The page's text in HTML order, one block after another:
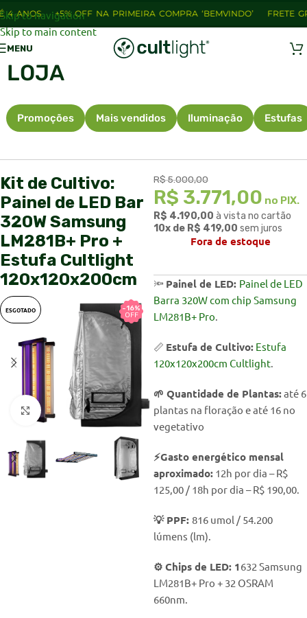
Skip to navigation
Skip to main content
+5% OFF NA PRIMEIRA COMPRA ‘BEMVINDO’ FRETE
MENU
LOJA
Promoções Mais vendidos Iluminação Estufas
Kit de Cultivo:
Painel de LED Bar
320W Samsung
LM281B+ Pro +
Estufa Cultlight
120x120x200cm
-16%
OFF
ESGOTADO
-16%
OFF
Click to enlarge
R$5.000,00
R$ 3.771,00 no PIX.
R$ 4.190,00 à vista no cartão
10x de R$ 419,00 sem juros
Fora de estoque
🔦 Painel de LED: Painel de LED
Barra 320W com chip Samsung
LM281B+ Pro.
📏 Estufa de Cultivo: Estufa
120x120x200cm Cultlight.
🌱 Quantidade de Plantas:até 6
plantas na floração e até 16 no
vegetativo
⚡Gasto energético mensal
aproximado: 12h por dia – R$
125,00 / 18h por dia – R$ 190,00.
💡 PPF: 816 umol / 54.200
lúmens (lm).
⚙️ Chips de LED: 1 632 Samsung
LM281B+ Pro + 32 OSRAM
660nm.